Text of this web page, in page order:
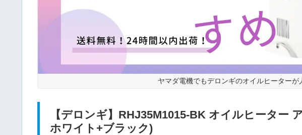
ヤマダ電機でもデロンギのオイルヒーターが
【デロンギ】RHJ35M1015-BK オイルヒーター
ホワイト+ブラック)